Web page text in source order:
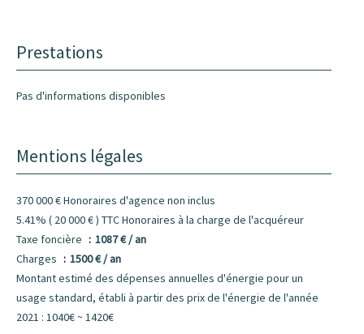
Prestations
Pas d'informations disponibles
Mentions légales
370 000 € Honoraires d'agence non inclus
5.41% ( 20 000 € ) TTC Honoraires à la charge de l'acquéreur
Taxe foncière
1087 € / an
Charges
1500 € / an
Montant estimé des dépenses annuelles d'énergie pour un
usage standard, établi à partir des prix de l'énergie de l'année
2021 : 1040€ ~ 1420€